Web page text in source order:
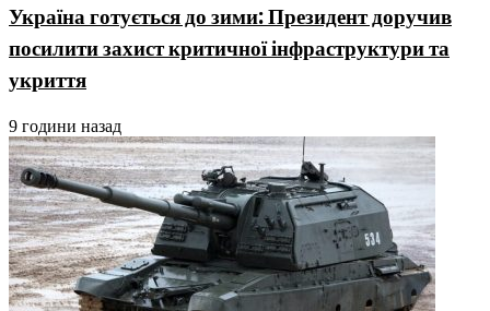
Україна готується до зими: Президент доручив
посилити захист критичної інфраструктури та
укриття
9 години назад